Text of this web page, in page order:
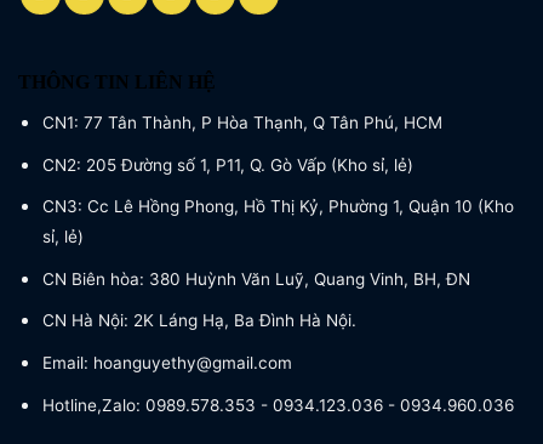
THÔNG TIN LIÊN HỆ
CN1: 77 Tân Thành, P Hòa Thạnh, Q Tân Phú, HCM
CN2: 205 Đường số 1, P11, Q. Gò Vấp (Kho sỉ, lẻ)
CN3: Cc Lê Hồng Phong, Hồ Thị Kỷ, Phường 1, Quận 10 (Kho
sỉ, lẻ)
CN Biên hòa: 380 Huỳnh Văn Luỹ, Quang Vinh, BH, ĐN
CN Hà Nội: 2K Láng Hạ, Ba Đình Hà Nội.
Email: hoanguyethy@gmail.com
Hotline,Zalo: 0989.578.353 - 0934.123.036 - 0934.960.036